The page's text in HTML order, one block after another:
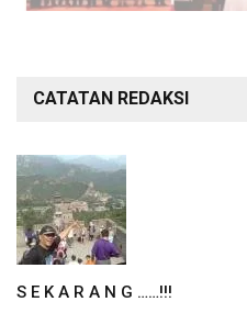
CATATAN REDAKSI
S E K A R A N G ……!!!